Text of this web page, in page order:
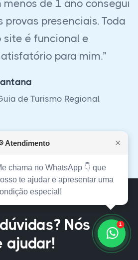
muito mais do que o
muito meu nível de
mais respeito com
trabalho e superiores.”
Pleno
Nós
ajudar!
1
Atendimento ✕
chama no WhatsApp 👇 que
te ajudar e apresentar uma
especial!